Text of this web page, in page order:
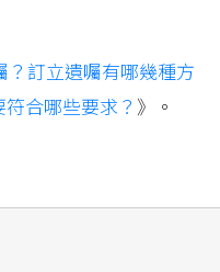
？訂立遺囑有哪幾種方
合哪些要求？ 》。